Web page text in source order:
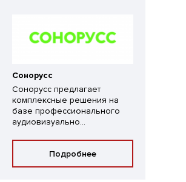
Сонорусс
Сонорусс предлагает
комплексные решения на
базе профессионального
аудиовизуально...
Подробнее